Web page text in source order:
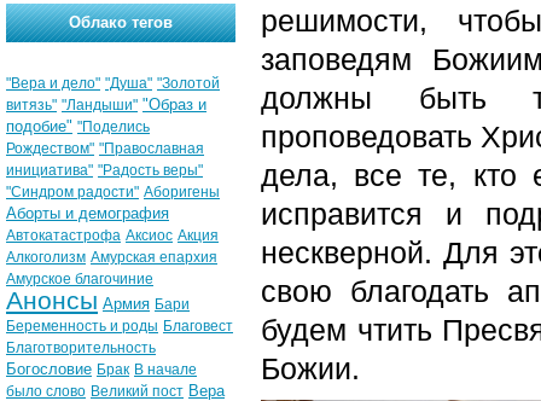
решимости,
заповедям
должны быть
проповедовать
дела, все те, кто
исправится и
нескверной. Для
свою благодать
будем чтить
Божии.
Облако тегов
"Вера и дело" "Душа" "Золотой
витязь" "Ландыши" "Образ и
подобие" "Поделись
Рождеством" "Православная
инициатива" "Радость веры"
"Синдром радости" Аборигены
Аборты и демография
Автокатастрофа Аксиос Акция
Алкоголизм Амурская епархия
Амурское благочиние
Анонсы Армия Бари
Беременность и роды Благовест
Благотворительность
Богословие Брак В начале
было слово Великий пост Вера